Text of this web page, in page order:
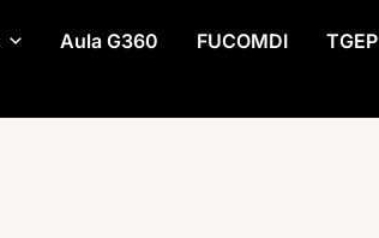
Aula G360 FUCOMDI
TGEP